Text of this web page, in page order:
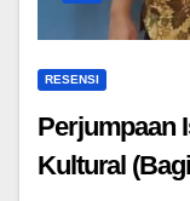
RESENSI
Perjumpaan
Kultural